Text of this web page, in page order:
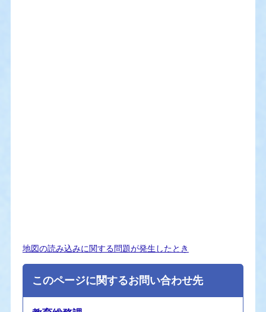
地図の読み込みに関する問題が発生したとき
このページに関するお問い合わせ先